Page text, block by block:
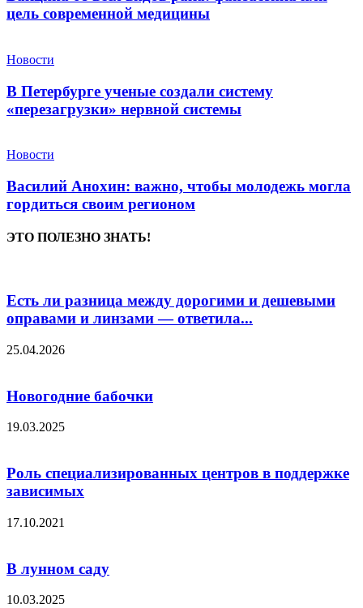
цель современной медицины
Новости
В Петербурге ученые создали систему
«перезагрузки» нервной системы
Новости
Василий Анохин: важно, чтобы молодежь могла
гордиться своим регионом
ЭТО ПОЛЕЗНО ЗНАТЬ!
Есть ли разница между дорогими и дешевыми
оправами и линзами — ответила...
25.04.2026
Новогодние бабочки
19.03.2025
Роль специализированных центров в поддержке
зависимых
17.10.2021
В лунном саду
10.03.2025